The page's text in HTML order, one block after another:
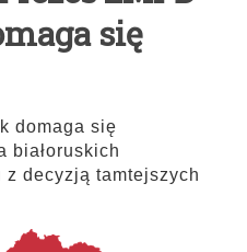
się
domaga się
białoruskich
decyzją tamtejszych